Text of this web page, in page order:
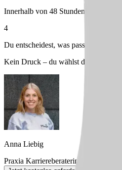
Innerhalb von 48 Stunden – du
4
Du entscheidest, was passt
Kein Druck – du wählst den
Anna Liebig
Praxia Karriereberaterin